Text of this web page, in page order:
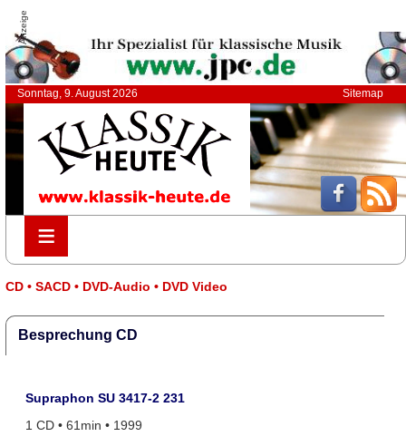
Anzeige
Sonntag, 9. August 2026 Sitemap
≡
≡
CD • SACD • DVD-Audio • DVD Video
Besprechung CD
Supraphon SU 3417-2 231
1 CD • 61min • 1999